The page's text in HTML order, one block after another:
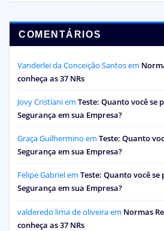
COMENTÁRIOS
Vanderlei da Conceição Santosem
conheça as 37 NRs
Jovy Cristianiem Teste: Quanto você se
Segurança em sua Empresa?
Graça Guilhermino em Teste: Quanto
Segurança em sua Empresa?
Felipe Gabrielem Teste: Quanto você se
Segurança em sua Empresa?
valderedo lima de oliveiraem Normas
conheça as 37 NRs